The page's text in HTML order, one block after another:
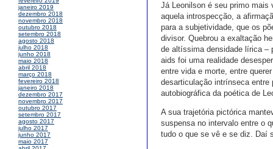
janeiro 2019
dezembro 2018
novembro 2018
outubro 2018
setembro 2018
agosto 2018
julho 2018
junho 2018
maio 2018
abril 2018
março 2018
fevereiro 2018
janeiro 2018
dezembro 2017
novembro 2017
outubro 2017
setembro 2017
agosto 2017
julho 2017
junho 2017
maio 2017
Já Leonilson é seu primo mais
aquela introspecção, a
para a subjetividade, que os
divisor. Quebrou a exaltação
de altíssima densidade lírica –
aids foi uma realidade
entre vida e morte, entre
desarticulação intrínseca
autobiográfica da poética de
A sua trajetória pictórica
suspensa no intervalo entre o
tudo o que se vê e se diz. Daí